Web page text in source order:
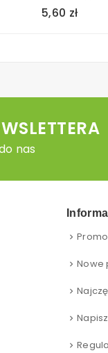
5,60 zł
nas
Nowe